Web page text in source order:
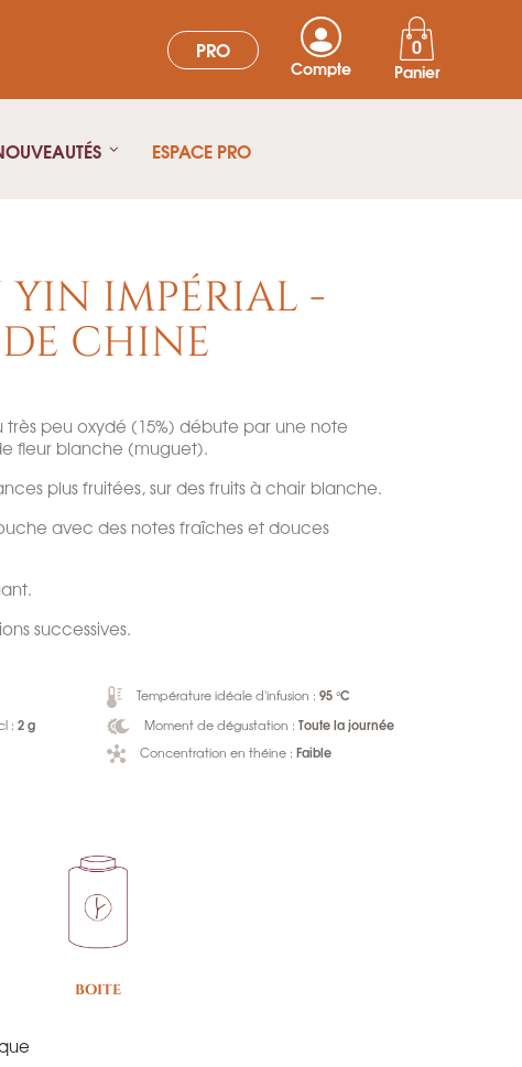
PRO
Compte Panier
0
ESPACE PRO
IMPÉRIAL -
CHINE
peu oxydé (15%) débute par une note
fleur blanche (muguet).
plus fruitées, sur des fruits à chair blanche.
avec des notes fraîches et douces
successives.
Température idéale d'infusion : 95 °C
: 2 g Moment de dégustation : Toute la journée
Concentration en théine : Faible
BOITE